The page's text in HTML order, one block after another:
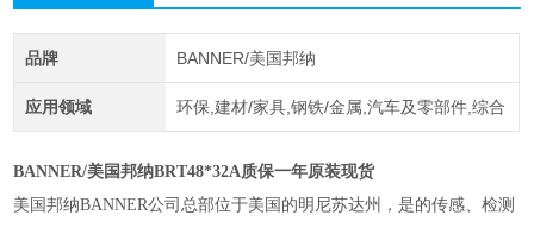
品牌 BANNER/美国邦纳
应用领域 环保,建材/家具,钢铁/金属,汽车及零部件,综合
BANNER/美国邦纳BRT48*32A质保一年原装现货
美国邦纳BANNER公司总部位于美国的明尼苏达州，是的传感、检测